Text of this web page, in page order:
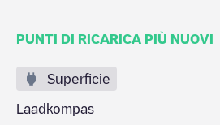
PUNTI DI RICARICA PIÙ NUOVI
Superficie
Laadkompas